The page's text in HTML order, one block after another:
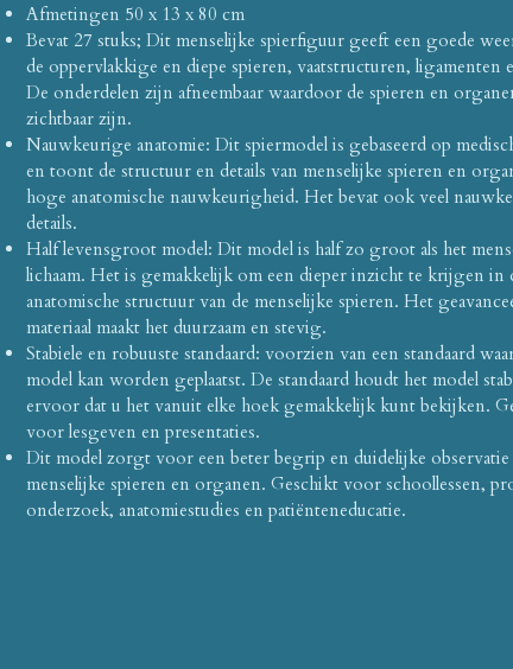
Afmetingen 50 x 13 x 80 cm
Bevat 27 stuks; Dit menselijke spierfiguur geeft een goede
de oppervlakkige en diepe spieren, vaatstructuren, ligamenten
De onderdelen zijn afneembaar waardoor de spieren en
zichtbaar zijn.
Nauwkeurige anatomie: Dit spiermodel is gebaseerd op
en toont de structuur en details van menselijke spieren en
hoge anatomische nauwkeurigheid. Het bevat ook veel
details.
Half levensgroot model: Dit model is half zo groot als het
lichaam. Het is gemakkelijk om een ​​dieper inzicht te krijgen in
anatomische structuur van de menselijke spieren. Het
materiaal maakt het duurzaam en stevig.
Stabiele en robuuste standaard: voorzien van een standaard
model kan worden geplaatst. De standaard houdt het model
ervoor dat u het vanuit elke hoek gemakkelijk kunt bekijken.
voor lesgeven en presentaties.
Dit model zorgt voor een beter begrip en duidelijke observatie
menselijke spieren en organen. Geschikt voor schoollessen,
onderzoek, anatomiestudies en patiënteneducatie.